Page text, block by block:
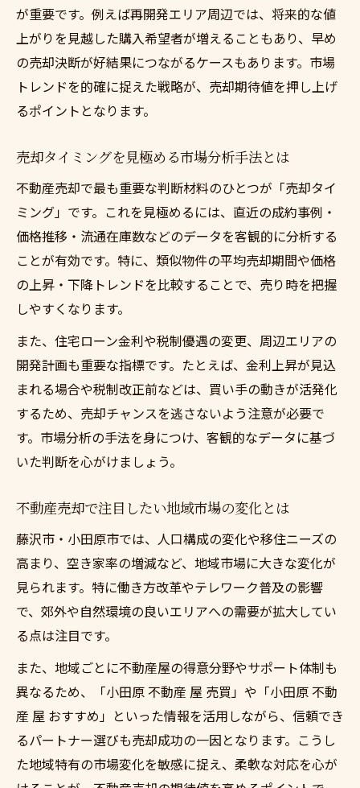
が重要です。例えば再開発エリア周辺では、将来的な値
上がりを見越した購入希望者が増えることもあり、早め
の売却決断が好結果につながるケースもあります。市場
トレンドを的確に捉えた戦略が、売却期待値を押し上げ
るポイントとなります。
売却タイミングを見極める市場分析手法とは
不動産売却で最も重要な判断材料のひとつが「売却タイ
ミング」です。これを見極めるには、直近の成約事例・
価格推移・流通在庫数などのデータを客観的に分析する
ことが有効です。特に、類似物件の平均売却期間や価格
の上昇・下降トレンドを比較することで、売り時を把握
しやすくなります。
また、住宅ローン金利や税制優遇の変更、周辺エリアの
開発計画も重要な指標です。たとえば、金利上昇が見込
まれる場合や税制改正前などは、買い手の動きが活発化
するため、売却チャンスを逃さないよう注意が必要で
す。市場分析の手法を身につけ、客観的なデータに基づ
いた判断を心がけましょう。
不動産売却で注目したい地域市場の変化とは
藤沢市・小田原市では、人口構成の変化や移住ニーズの
高まり、空き家率の増減など、地域市場に大きな変化が
見られます。特に働き方改革やテレワーク普及の影響
で、郊外や自然環境の良いエリアへの需要が拡大してい
る点は注目です。
また、地域ごとに不動産屋の得意分野やサポート体制も
異なるため、「小田原 不動産 屋 売買」や「小田原 不動
産 屋 おすすめ」といった情報を活用しながら、信頼でき
るパートナー選びも売却成功の一因となります。こうし
た地域特有の市場変化を敏感に捉え、柔軟な対応を心が